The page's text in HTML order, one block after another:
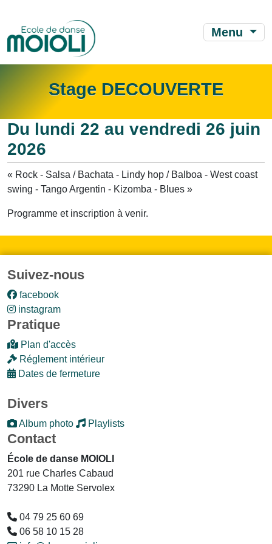
Menu
Stage DECOUVERTE
Du lundi 22 au vendredi 26 juin
2026
« Rock - Salsa / Bachata - Lindy hop / Balboa - West coast
swing - Tango Argentin - Kizomba - Blues »
Programme et inscription à venir.
Suivez-nous
facebook
instagram
Pratique
Plan d'accès
Réglement intérieur
Dates de fermeture
Divers
Album photo Playlists
Contact
École de danse MOIOLI
201 rue Charles Cabaud
73290 La Motte Servolex
04 79 25 60 69
06 58 10 15 28